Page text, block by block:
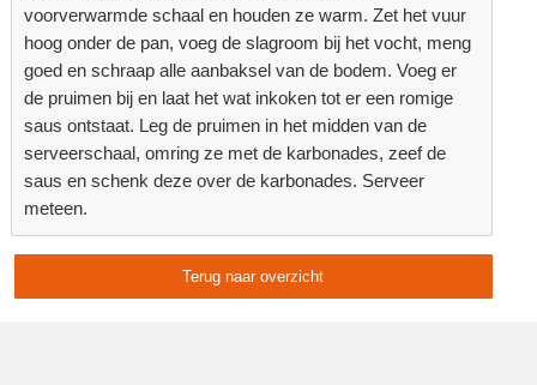
voorverwarmde schaal en houden ze warm. Zet het vuur
hoog onder de pan, voeg de slagroom bij het vocht, meng
goed en schraap alle aanbaksel van de bodem. Voeg er
de pruimen bij en laat het wat inkoken tot er een romige
saus ontstaat. Leg de pruimen in het midden van de
serveerschaal, omring ze met de karbonades, zeef de
saus en schenk deze over de karbonades. Serveer
meteen.
Terug naar overzicht